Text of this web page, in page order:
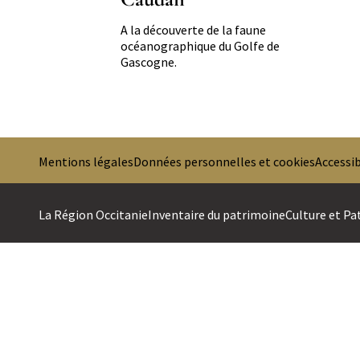
Résumé
A la découverte de la faune
océanographique du Golfe de
Gascogne.
Pagination
MENU
Mentions légalesDonnées personnelles et cookies
SECOND
La Région OccitanieInventaire du patrimoineCulture et